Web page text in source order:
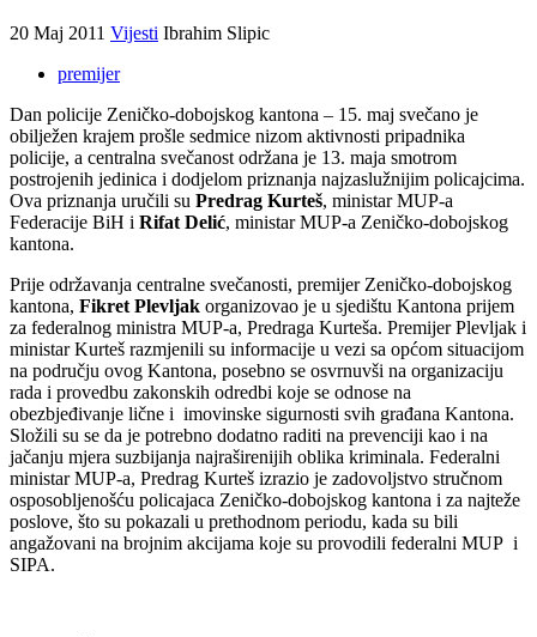
20 Maj 2011 Vijesti Ibrahim Slipic
premijer
Dan policije Zeničko-dobojskog kantona – 15. maj svečano je
obilježen krajem prošle sedmice nizom aktivnosti pripadnika
policije, a centralna svečanost održana je 13. maja smotrom
postrojenih jedinica i dodjelom priznanja najzaslužnijim policajcima.
Ova priznanja uručili su Predrag Kurteš, ministar MUP-a
Federacije BiH i Rifat Delić, ministar MUP-a Zeničko-dobojskog
kantona.
Prije održavanja centralne svečanosti, premijer Zeničko-dobojskog
kantona, Fikret Plevljak organizovao je u sjedištu Kantona prijem
za federalnog ministra MUP-a, Predraga Kurteša. Premijer Plevljak i
ministar Kurteš razmjenili su informacije u vezi sa općom situacijom
na području ovog Kantona, posebno se osvrnuvši na organizaciju
rada i provedbu zakonskih odredbi koje se odnose na
obezbjeđivanje lične i imovinske sigurnosti svih građana Kantona.
Složili su se da je potrebno dodatno raditi na prevenciji kao i na
jačanju mjera suzbijanja najraširenijih oblika kriminala. Federalni
ministar MUP-a, Predrag Kurteš izrazio je zadovoljstvo stručnom
osposobljenošću policajaca Zeničko-dobojskog kantona i za najteže
poslove, što su pokazali u prethodnom periodu, kada su bili
angažovani na brojnim akcijama koje su provodili federalni MUP i
SIPA.